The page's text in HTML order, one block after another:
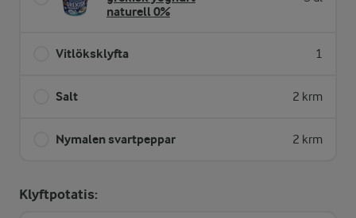
naturell 0%
Vitlöksklyfta 1
Salt 2 krm
Nymalen svartpeppar 2 krm
Klyftpotatis: